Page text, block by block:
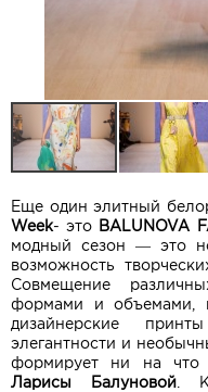
Еще один элитный
Week- это BALUNOVA
модный сезон — это
возможность
Совмещение
формами и объемами,
дизайнерские
элегантности и
формирует ни на что
Ларисы Балуновой .